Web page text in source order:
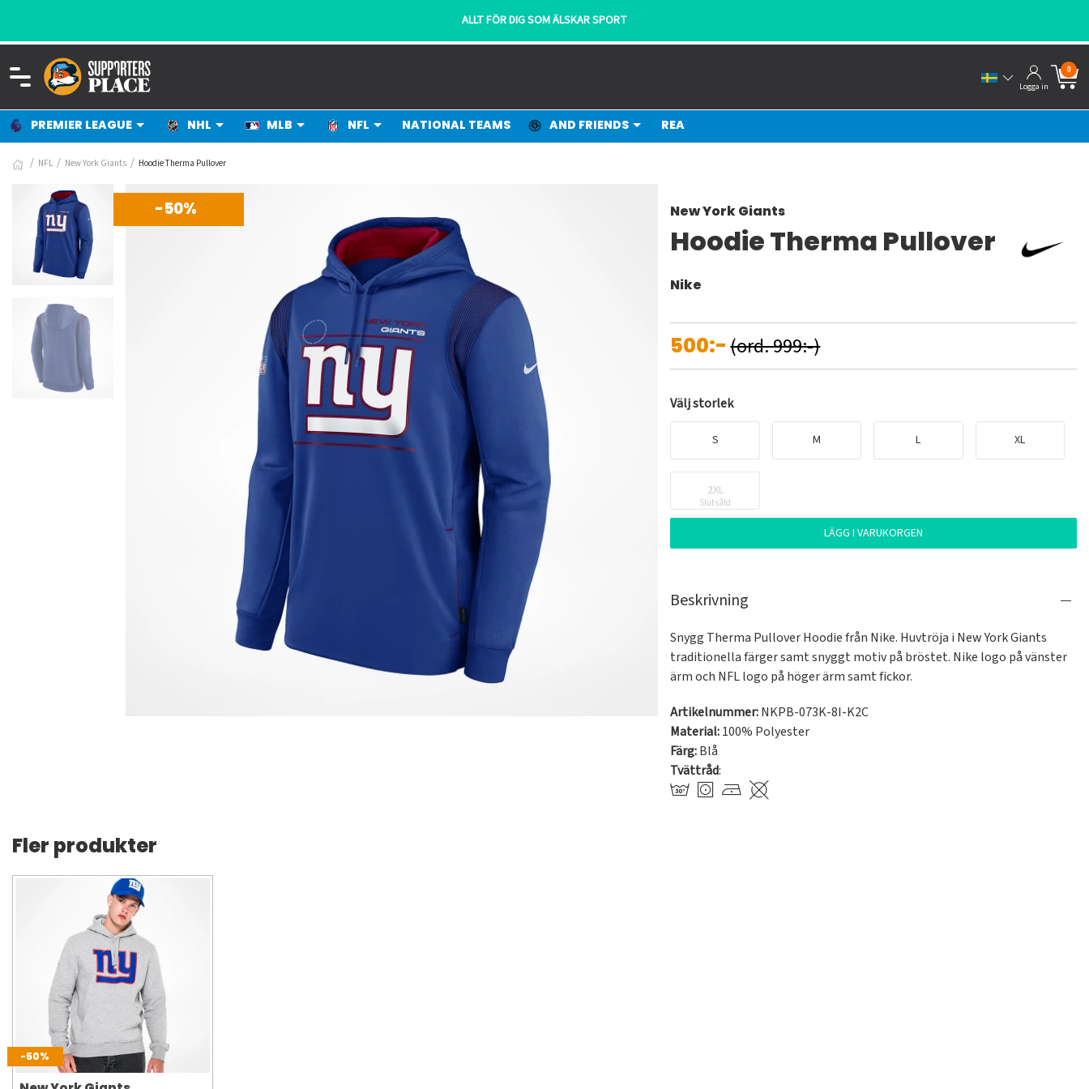
ALLT FÖR DIG SOM ÄLSKAR SPORT
Logga in
0
PREMIER LEAGUE NHL MLB NFL NATIONAL TEAMS AND FRIENDS REA
NFL New York Giants Hoodie Therma Pullover
-50% New York Giants
Hoodie Therma Pullover
Nike
500:-(ord. 999:-)
Välj storlek
S M L XL
2XL
Slutsåld
LÄGG I VARUKORGEN
Beskrivning
Snygg Therma Pullover Hoodie från Nike. Huvtröja i New York Giants
traditionella färger samt snyggt motiv på bröstet. Nike logo på vänster
ärm och NFL logo på höger ärm samt fickor.
Artikelnummer:NKPB-073K-8I-K2C
Material:100% Polyester
Färg:Blå
Tvättråd:
Fler produkter
-50%